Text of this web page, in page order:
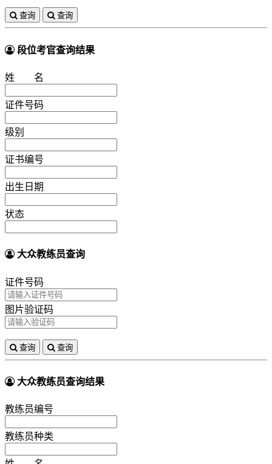
查询 查询
段位考官查询结果
姓 名
证件号码
级别
证书编号
出生日期
状态
大众教练员查询
证件号码
图片验证码
查询 查询
大众教练员查询结果
教练员编号
教练员种类